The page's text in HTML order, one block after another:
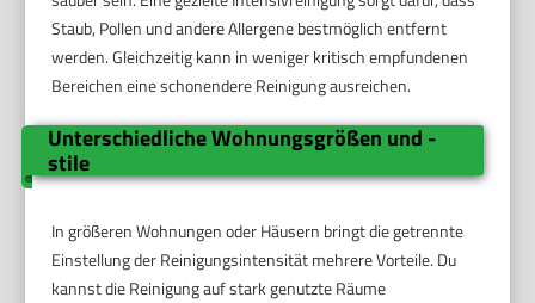
Staub, Pollen und andere Allergene bestmöglich entfernt
werden. Gleichzeitig kann in weniger kritisch empfundenen
Bereichen eine schonendere Reinigung ausreichen.
Unterschiedliche Wohnungsgrößen und -
stile
In größeren Wohnungen oder Häusern bringt die getrennte
Einstellung der Reinigungsintensität mehrere Vorteile. Du
kannst die Reinigung auf stark genutzte Räume